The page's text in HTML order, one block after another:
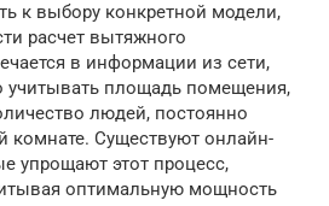
к выбору конкретной модели,
расчет вытяжного
в информации из сети,
учитывать площадь помещения,
людей, постоянно
комнате. Существуют онлайн-
упрощают этот процесс,
оптимальную мощность